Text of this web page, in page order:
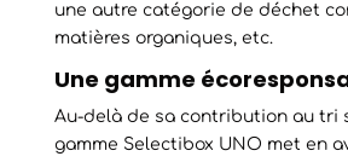
une autre catégorie de déchet
matières organiques, etc.
Une gamme
Au-delà de sa contribution au tri
gamme Selectibox UNO met en